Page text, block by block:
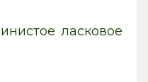
ласковое